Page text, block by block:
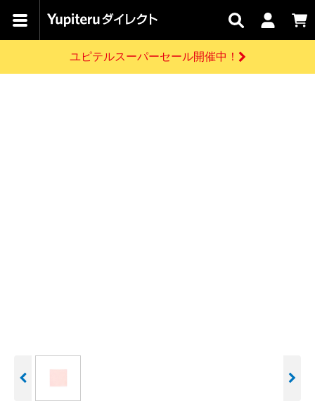
カテゴリで
キャン
ペーン
関連
サービス
お問い
合わせ
はじめての
アウトレット
駐車監視セット
開催中のキャンペーン
お買い物ガイド
ログインする
ユピテルスーパーセール開催中！